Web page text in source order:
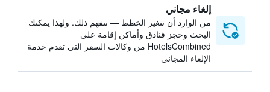
إلغاء مجاني
من الوارد أن تتغير الخطط — نتفهم ذلك. ولهذا يمكنك
البحث وحجز فنادق وأماكن إقامة على
HotelsCombined من وكالات السفر التي تقدم خدمة
الإلغاء المجاني